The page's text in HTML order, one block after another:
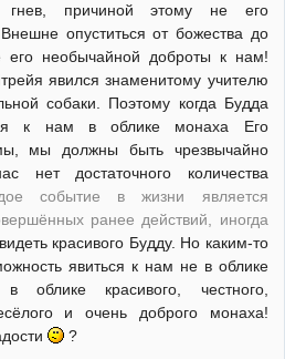
причиной этому не его
опуститься от божества до
его необычайной доброты к нам!
явился знаменитому учителю
собаки. Поэтому когда Будда
к нам в облике монаха Его
мы должны быть чрезвычайно
достаточного количества
событие в жизни является
ранее действий, иногда
красивого Будду. Но каким-то
явиться к нам не в облике
облике красивого, честного,
и очень доброго монаха!
?